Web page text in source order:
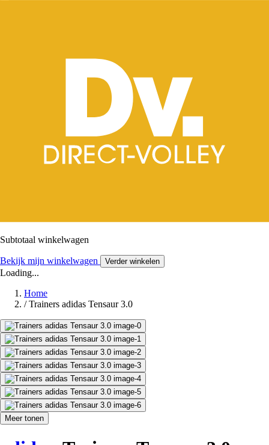
Subtotaal winkelwagen
Bekijk mijn winkelwagen Verder winkelen
Loading...
Home
/ Trainers adidas Tensaur 3.0
Meer tonen